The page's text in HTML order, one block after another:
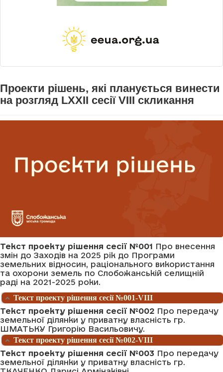
Проекти рішень, які планується винести
на розгляд LХXII сесії VІІІ скликання
Текст проекту рішення сесії №001 Про внесення
змін до Заходів на 2025 рік до Програми
земельних відносин, раціонального використання
та охорони земель по Слобожанській селищній
раді на 2021-2025 роки.
Текст проекту рішення сесії №001-VIII
Текст проекту рішення сесії №002 Про передачу
земельної ділянки у приватну власність гр.
ШМАТЬКУ Григорію Васильовичу.
Текст проекту рішення сесії №002-VIII
Текст проекту рішення сесії №003 Про передачу
земельної ділянки у приватну власність гр.